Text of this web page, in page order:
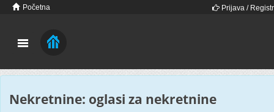
Početna Prijava /
Nekretnine: oglasi za nekretnine